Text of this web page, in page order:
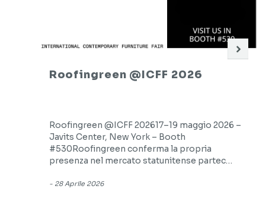
Roofingreen @ICFF 2026
Roofingreen @ICFF 202617–19 maggio 2026 –
Javits Center, New York – Booth
#530Roofingreen conferma la propria
presenza nel mercato statunitense partec…
- 28 Aprile 2026